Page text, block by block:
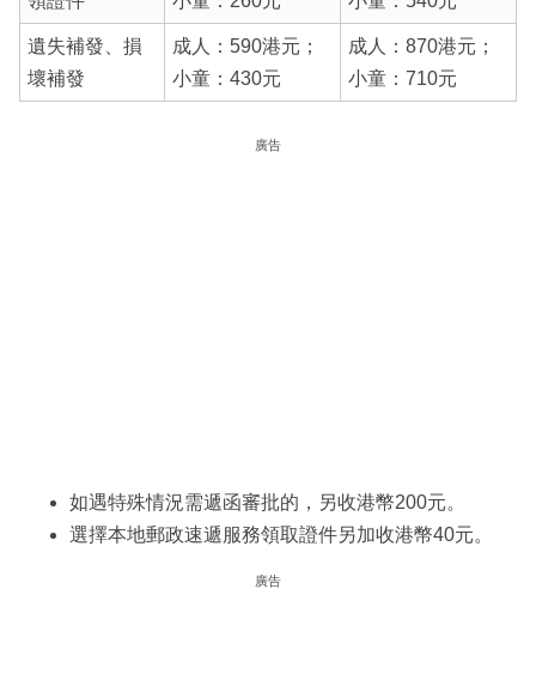
遺失補發、損
壞補發
成人：590港元；
小童：430元
成人：870港元；
小童：710元
廣告
如遇特殊情況需遞函審批的，另收港幣200元。
選擇本地郵政速遞服務領取證件另加收港幣40元。
廣告